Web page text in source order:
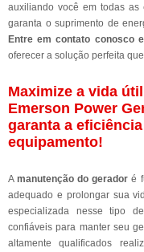
auxiliando você em todas as
garanta o suprimento de
Entre em contato conosco
oferecer a solução perfeita
Maximize a vida
Emerson Power
garanta a
equipamento!
Amanutenção do gerador é
adequado e prolongar sua
especializada nesse tipo
confiáveis para manter seu
altamente qualificados